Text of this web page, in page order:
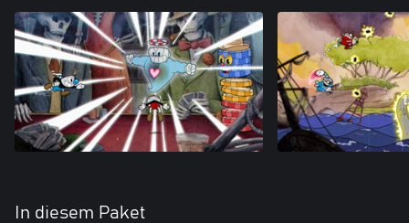
In diesem Paket